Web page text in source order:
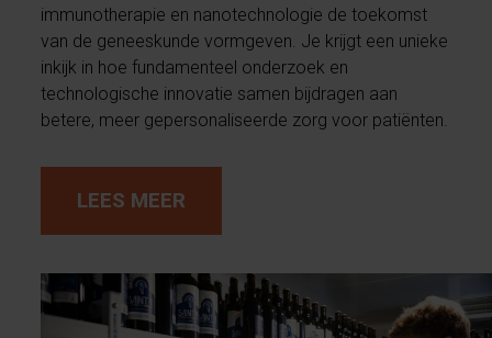
immunotherapie en nanotechnologie de toekomst
van de geneeskunde vormgeven. Je krijgt een unieke
inkijk in hoe fundamenteel onderzoek en
technologische innovatie samen bijdragen aan
betere, meer gepersonaliseerde zorg voor patiënten.
LEES MEER